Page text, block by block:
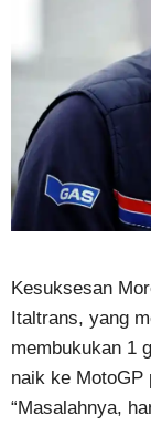
Kesuksesan
Italtrans, yang
membukukan 1
naik ke MotoGP
“Masalahnya,